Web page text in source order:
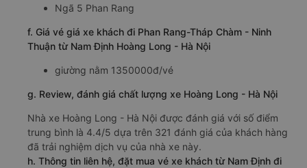
Ngã 5 Phan Rang
f. Giá vé giá xe khách đi Phan Rang-Tháp Chàm - Ninh
Thuận từ Nam Định Hoàng Long - Hà Nội
giường nằm 1350000đ/vé
g. Review, đánh giá chất lượng xe Hoàng Long - Hà Nội
Nhà xe Hoàng Long - Hà Nội được đánh giá với số điểm
trung bình là 4.4/5 dựa trên 321 đánh giá của khách hàng
đã trải nghiệm dịch vụ của nhà xe này.
h. Thông tin liên hệ, đặt mua vé xe khách từ Nam Định đi